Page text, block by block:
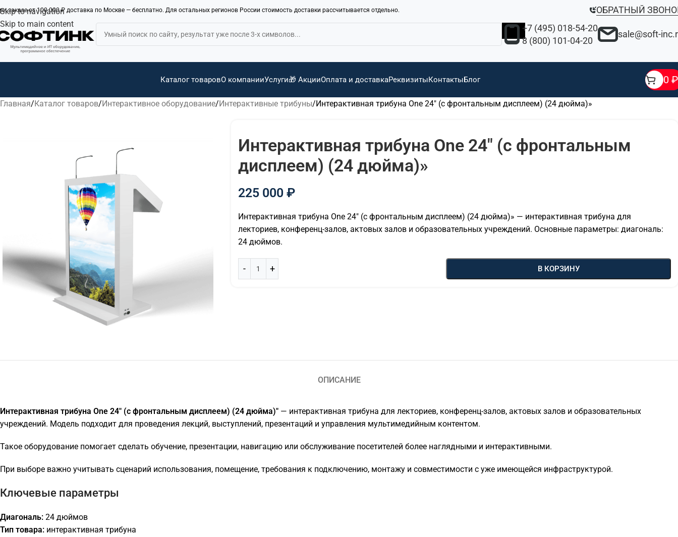
Skip to navigation
Skip to main content
заказе от 100 000 ₽ доставка по Москве — бесплатно. Для остальных регионов России стоимость доставки рассчитывается отдельно.
ОБРАТНЫЙ
+7 (495) 018-54-20
8 (800) 101-04-20
sale@soft-
Каталог товаровО компанииУслуги🎁 АкцииОплата и доставкаРеквизитыКонтактыБлог 0 ₽
Главная Каталог товаров Интерактивное оборудование Интерактивные трибуны Интерактивная трибуна One 24″ (с фронтальным дисплеем) (24 дюйма)»
Интерактивная трибуна One 24″ (с фронтальным
дисплеем) (24 дюйма)»
225 000 ₽
Интерактивная трибуна One 24″ (с фронтальным дисплеем) (24 дюйма)» — интерактивная трибуна для
лекториев, конференц-залов, актовых залов и образовательных учреждений. Основные параметры: диагональ:
24 дюймов.
В КОРЗИНУ
ОПИСАНИЕ
Интерактивная трибуна One 24" (с фронтальным дисплеем) (24 дюйма)" — интерактивная трибуна для лекториев, конференц-залов, актовых залов и образовательных
учреждений. Модель подходит для проведения лекций, выступлений, презентаций и управления мультимедийным контентом.
Такое оборудование помогает сделать обучение, презентации, навигацию или обслуживание посетителей более наглядными и интерактивными.
При выборе важно учитывать сценарий использования, помещение, требования к подключению, монтажу и совместимости с уже имеющейся инфраструктурой.
Ключевые параметры
Диагональ: 24 дюймов
Тип товара: интерактивная трибуна